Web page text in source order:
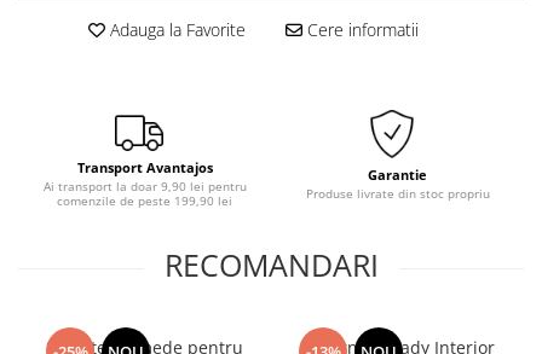
Adauga la Favorite Cere informatii
Transport Avantajos
Ai transport la doar 9,90 lei pentru
comenzile de peste 199,90 lei
Garantie
Produse livrate din stoc propriu
RECOMANDARI
Servetele umede pentru
Deturner Ready Interior